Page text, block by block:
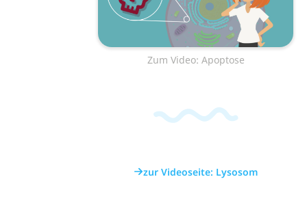
Zum Video: Apoptose
zur Videoseite: Lysosom